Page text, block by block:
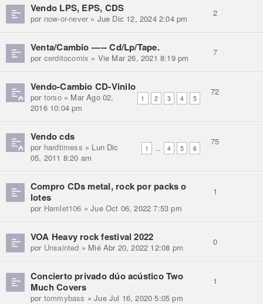
Vendo LPS, EPS, CDS
por now-or-never » Jue Dic 12, 2024 2:04 pm
2
Venta/Cambio ----- Cd/Lp/Tape.
por cerditocomix » Vie Mar 26, 2021 8:19 pm
7
Vendo-Cambio CD-Vinilo
1 2 3 4 5
por torso» Mar Ago 02,
2016 10:04 pm
72
Vendo cds
1 ... 4 5 6
por hardtimess » Lun Dic
05, 2011 8:20 am
75
Compro CDs metal, rock por packs o
lotes
por Hamlet106 » Jue Oct 06, 2022 7:53 pm
1
VOA Heavy rock festival 2022
por Unsainted » Mié Abr 20, 2022 12:08 pm
0
Concierto privado dúo acústico Two
Much Covers
por tommybass » Jue Jul 16, 2020 5:05 pm
1